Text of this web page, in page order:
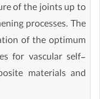
of the joints up to
processes. The
of the optimum
for vascular self-
materials and